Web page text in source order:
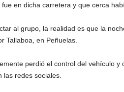
en dicha carretera y que cerca
al grupo, la realidad es que la
Tallaboa, en Peñuelas.
perdió el control del vehículo y
redes sociales.